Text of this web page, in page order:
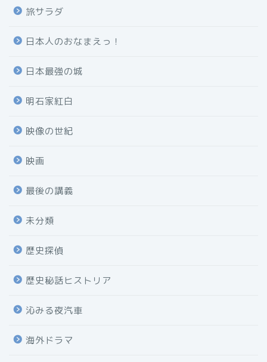
旅サラダ
日本人のおなまえっ！
日本最強の城
明石家紅白
映像の世紀
映画
最後の講義
未分類
歴史探偵
歴史秘話ヒストリア
沁みる夜汽車
海外ドラマ